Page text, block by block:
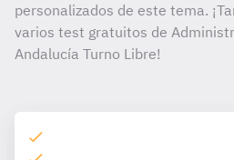
personalizados de este tema.
varios test gratuitos de
Andalucía Turno Libre!